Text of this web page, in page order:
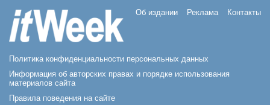
Об издании Реклама Контакты
Политика конфиденциальности персональных данных
Информация об авторских правах и порядке использования
материалов сайта
Правила поведения на сайте